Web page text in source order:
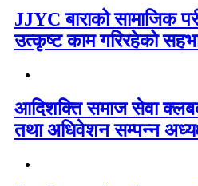
JJYC बाराको सामाजिक
उत्कृष्ट काम गरिरहेको
आदिशक्ति समाज सेवा
तथा अधिवेशन सम्पन्न